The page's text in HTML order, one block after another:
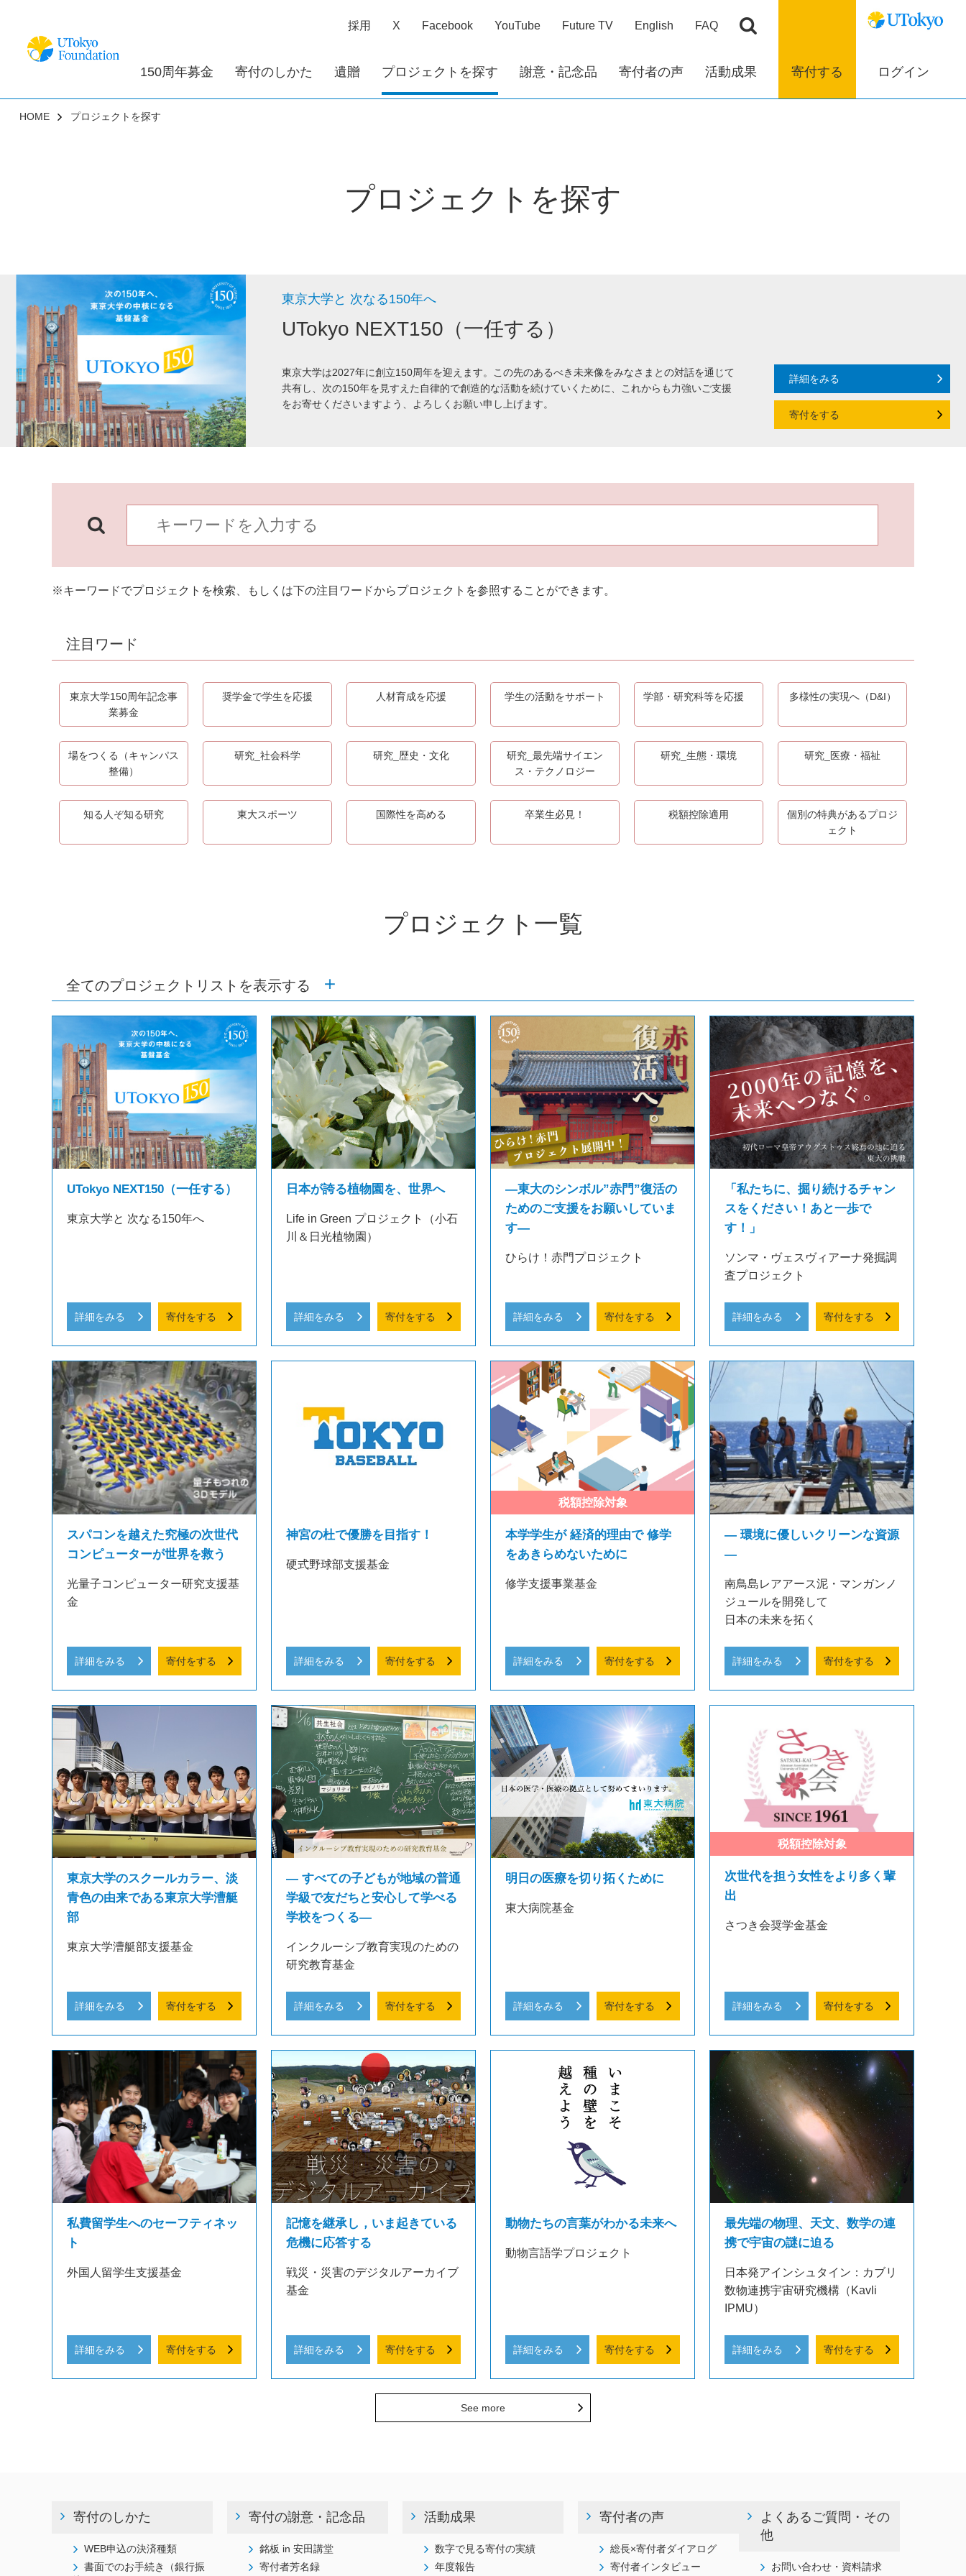
採用 X Facebook YouTube Future TV English FAQ
150周年募金 寄付のしかた 遺贈 プロジェクトを探す 謝意・記念品 寄付者の声 活動成果 寄付する ログイン
HOME プロジェクトを探す
プロジェクトを探す
東京大学と 次なる150年へ
UTokyo NEXT150（一任する）
東京大学は2027年に創立150周年を迎えます。この先のあるべき未来像をみなさまとの対話を通じて
共有し、次の150年を見すえた自律的で創造的な活動を続けていくために、これからも力強いご支援
をお寄せくださいますよう、よろしくお願い申し上げます。
詳細をみる
寄付をする
※キーワードでプロジェクトを検索、もしくは下の注目ワードからプロジェクトを参照することができます。
注目ワード
東京大学150周年記念事
業募金
奨学金で学生を応援 人材育成を応援 学生の活動をサポート 学部・研究科等を応援 多様性の実現へ（D&I）
場をつくる（キャンパス
整備）
研究_社会科学 研究_歴史・文化
研究_最先端サイエン
ス・テクノロジー
研究_生態・環境 研究_医療・福祉
知る人ぞ知る研究 東大スポーツ 国際性を高める 卒業生必見！ 税額控除適用
個別の特典があるプロジ
ェクト
プロジェクト一覧
全てのプロジェクトリストを表示する
UTokyo NEXT150（一任する）
東京大学と 次なる150年へ
詳細をみる 寄付をする
日本が誇る植物園を、世界へ
Life in Green プロジェクト（小石
川＆日光植物園）
詳細をみる 寄付をする
―東大のシンボル”赤門”復活の
ためのご支援をお願いしていま
す―
ひらけ！赤門プロジェクト
詳細をみる 寄付をする
「私たちに、掘り続けるチャン
スをください！あと一歩で
す！」
ソンマ・ヴェスヴィアーナ発掘調
査プロジェクト
詳細をみる 寄付をする
スパコンを越えた究極の次世代
コンピューターが世界を救う
光量子コンピューター研究支援基
金
詳細をみる 寄付をする
神宮の杜で優勝を目指す！
硬式野球部支援基金
詳細をみる 寄付をする
本学学生が 経済的理由で 修学
をあきらめないために
修学支援事業基金
詳細をみる 寄付をする
― 環境に優しいクリーンな資源
―
南鳥島レアアース泥・マンガンノ
ジュールを開発して
日本の未来を拓く
詳細をみる 寄付をする
東京大学のスクールカラー、淡
青色の由来である東京大学漕艇
部
東京大学漕艇部支援基金
詳細をみる 寄付をする
― すべての子どもが地域の普通
学級で友だちと安心して学べる
学校をつくる―
インクルーシブ教育実現のための
研究教育基金
詳細をみる 寄付をする
明日の医療を切り拓くために
東大病院基金
詳細をみる 寄付をする
次世代を担う女性をより多く輩
出
さつき会奨学金基金
詳細をみる 寄付をする
私費留学生へのセーフティネッ
ト
外国人留学生支援基金
詳細をみる 寄付をする
記憶を継承し，いま起きている
危機に応答する
戦災・災害のデジタルアーカイブ
基金
詳細をみる 寄付をする
動物たちの言葉がわかる未来へ
動物言語学プロジェクト
詳細をみる 寄付をする
最先端の物理、天文、数学の連
携で宇宙の謎に迫る
日本発アインシュタイン：カブリ
数物連携宇宙研究機構（Kavli
IPMU）
詳細をみる 寄付をする
See more
寄付のしかた
WEB申込の決済種類
書面でのお手続き（銀行振
寄付の謝意・記念品
銘板 in 安田講堂
寄付者芳名録
活動成果
数字で見る寄付の実績
年度報告
寄付者の声
総長×寄付者ダイアログ
寄付者インタビュー
よくあるご質問・その
他
お問い合わせ・資料請求